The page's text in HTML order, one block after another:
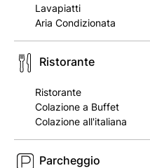
Lavapiatti
Aria Condizionata
Ristorante
Ristorante
Colazione a Buffet
Colazione all'italiana
Parcheggio